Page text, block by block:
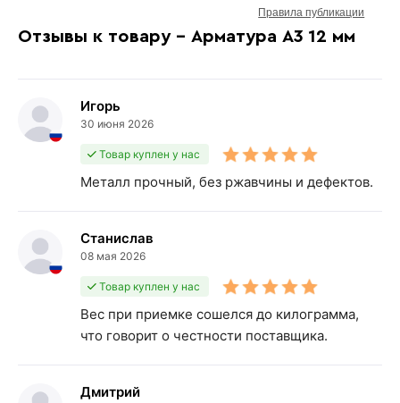
Отзывы к товару - Арматура А3 12 мм
Игорь
30 июня 2026
Товар куплен у нас
Металл прочный, без ржавчины и дефектов.
Станислав
08 мая 2026
Товар куплен у нас
Вес при приемке сошелся до килограмма,
что говорит о честности поставщика.
Дмитрий
Правила публикации